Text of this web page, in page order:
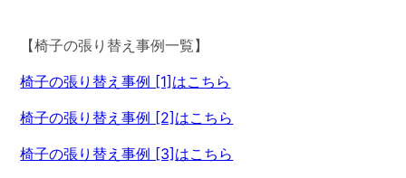
【椅子の張り替え事例一覧】
椅子の張り替え事例 [1]はこちら
椅子の張り替え事例 [2]はこちら
椅子の張り替え事例 [3]はこちら